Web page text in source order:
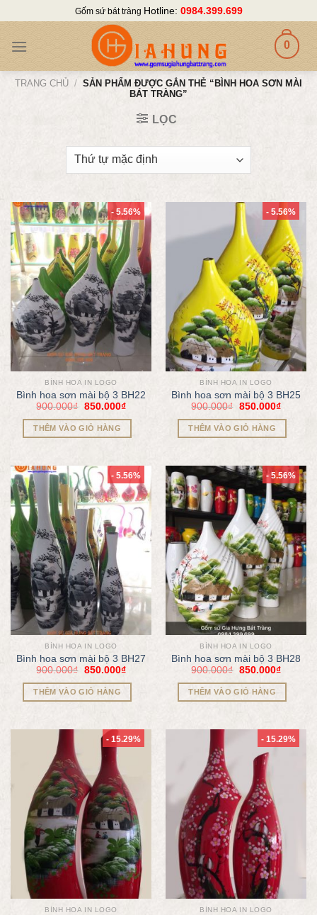
content
Gốm sứ bát tràng Hotline: 0984.399.699
0
TRANG CHỦ / SẢN PHẨM ĐƯỢC GẮN THẺ “BÌNH HOA SƠN MÀI
BÁT TRÀNG”
LỌC
- 5.56%
BÌNH HOA IN LOGO
Bình hoa sơn mài bộ 3 BH22
900.000₫ 850.000₫
THÊM VÀO GIỎ HÀNG
- 5.56%
BÌNH HOA IN LOGO
Bình hoa sơn mài bộ 3 BH25
900.000₫ 850.000₫
THÊM VÀO GIỎ HÀNG
- 5.56%
BÌNH HOA IN LOGO
Bình hoa sơn mài bộ 3 BH27
900.000₫ 850.000₫
THÊM VÀO GIỎ HÀNG
- 5.56%
BÌNH HOA IN LOGO
Bình hoa sơn mài bộ 3 BH28
900.000₫ 850.000₫
THÊM VÀO GIỎ HÀNG
- 15.29%
BÌNH HOA IN LOGO
- 15.29%
BÌNH HOA IN LOGO